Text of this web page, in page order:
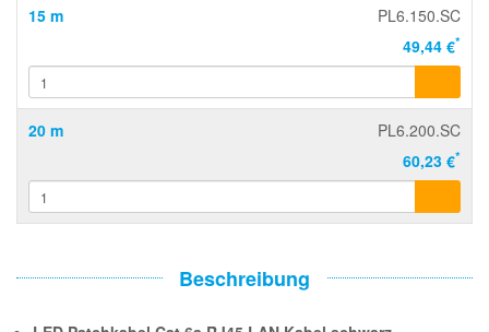
15 m
PL6.150.SC
49,44 €*
20 m
PL6.200.SC
60,23 €*
Beschreibung